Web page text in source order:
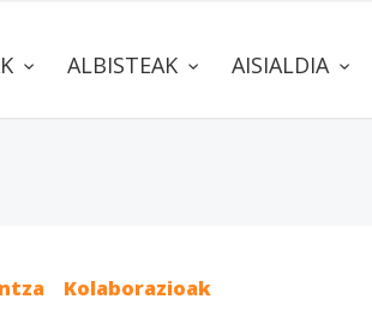
ALBISTEAK AISIALDIA
Kolaborazioak